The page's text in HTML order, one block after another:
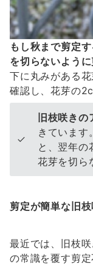
もし秋まで剪定
を切らないよう
下に丸みがある
確認し、花芽の
旧枝咲きの
きています
と、翌年の
花芽を切ら
剪定が簡単な旧
最近では、旧枝
の常識を覆す剪